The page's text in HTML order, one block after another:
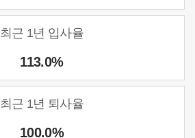
최근 1년 입사율
113.0%
최근 1년 퇴사율
100.0%